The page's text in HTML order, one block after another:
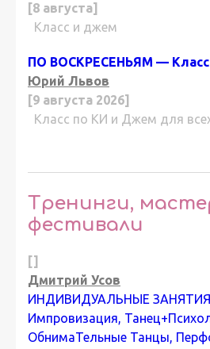
[8 августа]
Класс и джем
ПО ВОСКРЕСЕНЬЯМ —
Юрий Львов
[9 августа 2026]
Класс по КИ и Джем для
Тренинги,
фестивали
[]
Дмитрий Усов
ИНДИВИДУАЛЬНЫЕ ЗАНЯТИЯ:
Импровизация,
ОбнимаТельные Танцы,